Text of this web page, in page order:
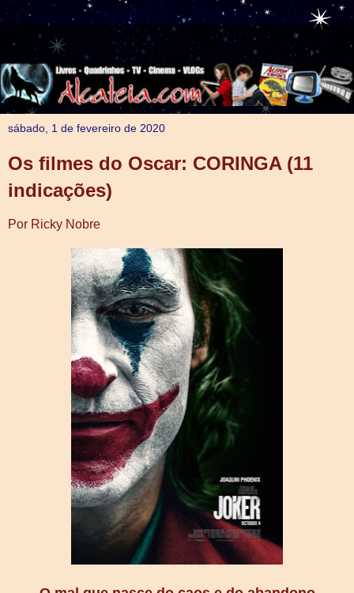
sábado, 1 de fevereiro de 2020
Os filmes do Oscar: CORINGA (11
indicações)
Por Ricky Nobre